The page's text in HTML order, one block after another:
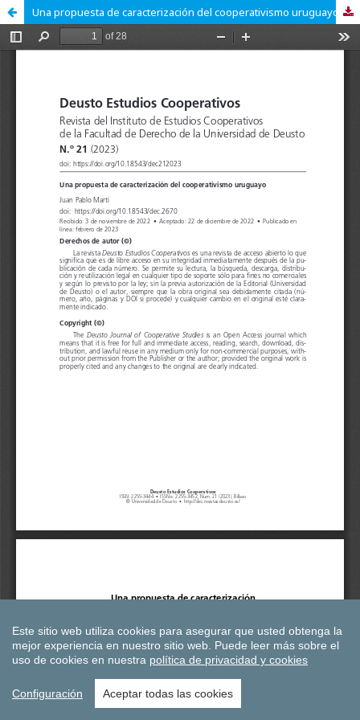
Una propuesta de caracterización del cooperativismo uruguayo
Este sitio web utiliza cookies para asegurar que usted obtenga la
mejor experiencia en nuestro sitio web. Puede leer más sobre el
uso de cookies en nuestra política de privacidad y cookies
Configuración Aceptar todas las cookies